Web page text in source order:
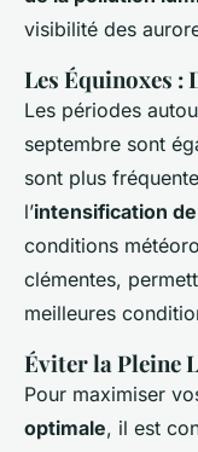
visibilité des
Les Équinoxes :
Les périodes
septembre sont
sont plus
l’intensification
conditions
clémentes,
meilleures
Éviter la Pleine
Pour maximiser
optimale, il est